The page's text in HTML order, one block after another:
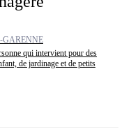
qui intervient pour des
de jardinage et de petits